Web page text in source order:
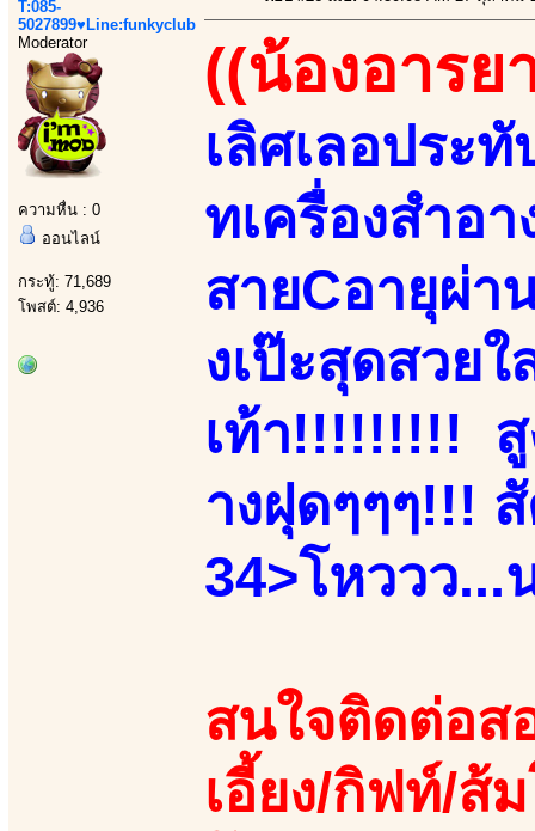
T:085-
5027899♥Line:funkyclub
Moderator
ความหื่น : 0
ออนไลน์
กระทู้: 71,689
โพสต์: 4,936
((น้องอารย
เลิศเลอประ
ทเครื่องสำอ
สายCอายุผ่า
งเป๊ะสุดสวย
เท้า!!!!!!!!! สู
างฝุดๆๆๆ!!!
34>โหววว
สนใจติดต่อส
เอี้ยง/กิฟท์/ส้